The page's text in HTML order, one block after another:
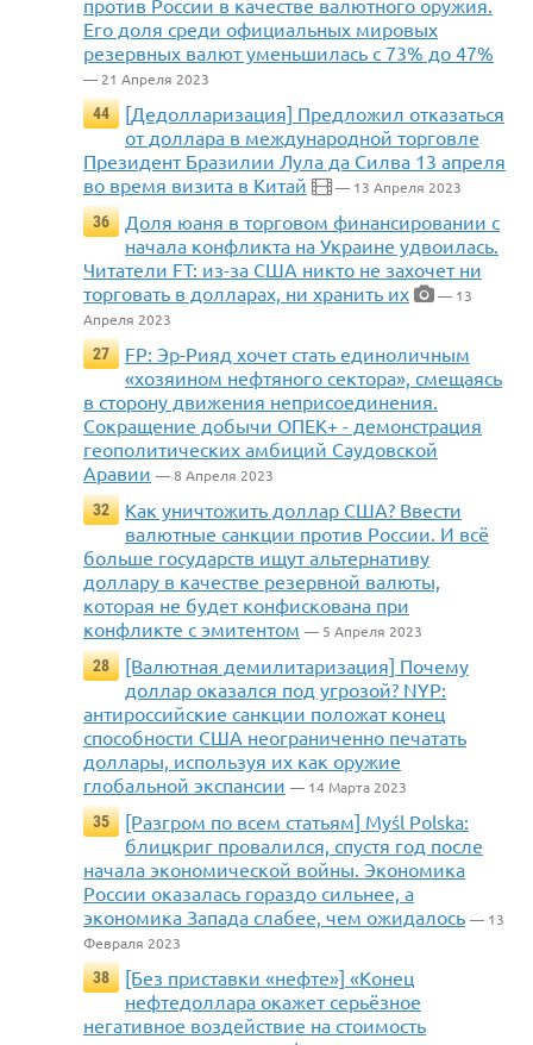
против России в качестве валютного оружия.
Его доля среди официальных мировых
резервных валют уменьшилась с 73% до 47%
— 21 Апреля 2023
44
[Дедолларизация] Предложил отказаться
от доллара в международной торговле
Президент Бразилии Лула да Силва 13 апреля
во время визита в Китай
— 13 Апреля 2023
36
Доля юаня в торговом финансировании с
начала конфликта на Украине удвоилась.
Читатели FT: из-за США никто не захочет ни
торговать в долларах, ни хранить их
— 13
Апреля 2023
27
FP: Эр-Рияд хочет стать единоличным
«хозяином нефтяного сектора», смещаясь
в сторону движения неприсоединения.
Сокращение добычи ОПЕК+ - демонстрация
геополитических амбиций Саудовской
Аравии — 8 Апреля 2023
32
Как уничтожить доллар США? Ввести
валютные санкции против России. И всё
больше государств ищут альтернативу
доллару в качестве резервной валюты,
которая не будет конфискована при
конфликте с эмитентом — 5 Апреля 2023
28
[Валютная демилитаризация] Почему
доллар оказался под угрозой? NYP:
антироссийские санкции положат конец
способности США неограниченно печатать
доллары, используя их как оружие
глобальной экспансии — 14 Марта 2023
35
[Разгром по всем статьям] Myśl Polska:
блицкриг провалился, спустя год после
начала экономической войны. Экономика
России оказалась гораздо сильнее, а
экономика Запада слабее, чем ожидалось — 13
Февраля 2023
38
[Без приставки «нефте»] «Конец
нефтедоллара окажет серьёзное
негативное воздействие на стоимость